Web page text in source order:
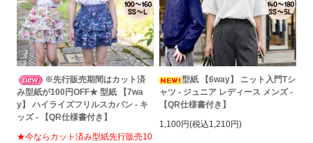
※先行販売期間はカット済
み型紙が100円OFF★ 型紙 【7wa
y】 ハイライズフリルスカパン - キ
ッズ - 【QR仕様書付き】
★今ならカット済み型紙先行販売10
型紙 【6way】 ニット入門Tシ
ャツ - ジュニア レディース メンズ -
【QR仕様書付き】
1,100円(税込1,210円)